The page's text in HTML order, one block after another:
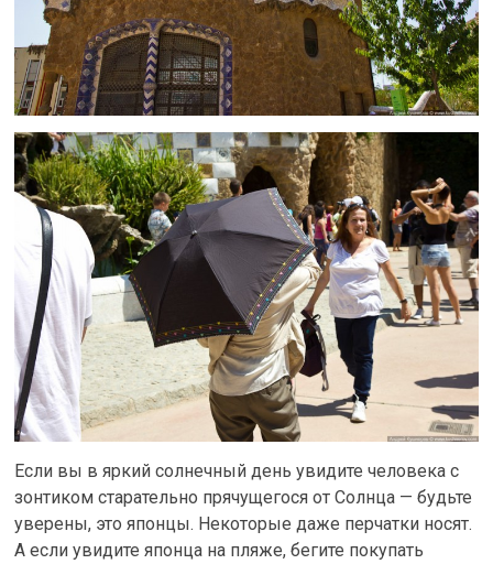
Если вы в яркий солнечный день увидите человека с
зонтиком старательно прячущегося от Солнца — будьте
уверены, это японцы. Некоторые даже перчатки носят.
А если увидите японца на пляже, бегите покупать